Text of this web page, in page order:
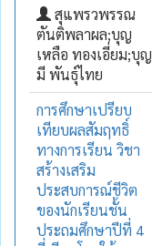
สุแพรวพรรณ
ตันติพลาผล;บุญ
เหลือ ทองเอี่ยม;บุญ
มี พันธุ์ไทย
การศึกษาเปรียบ
เทียบผลสัมฤทธิ์
ทางการเรียน วิชา
สร้างเสริม
ประสบการณ์ชีวิต
ของนักเรียนชั้น
ประถมศึกษาปีที่ 4